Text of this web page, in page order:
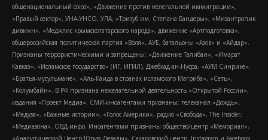
общенациональный союз», «Движение против нелегальной иммиграции»,
«Правый сектор», УНА-УНСО, УПА, «Тризуб им. Степана Бандеры», «Мизантропик
дивижн», «Меджлис крымскотатарского народа», движение «Артподготовка»,
общероссийская политическая партия «Воля», АУЕ, батальоны «Азов» и «Айдар».
Признаны террористическими и запрещены: «Движение Талибан», «Имарат
Кавказ», «Исламское государство» (ИГ, ИГИЛ), Джебхад-ан-Нусра, «АУМ Синрике»,
«Братья-мусульмане», «Аль-Каида в странах исламского Магриба», «Сеть»,
«Колумбайн». В РФ признана нежелательной деятельность «Открытой России»,
издания «Проект Медиа». СМИ-иноагентами признаны: телеканал «Дождь»,
«Медуза», «Важные истории», «Голос Америки», радио «Свобода», The Insider,
«Медиазона», ОВД-инфо. Иноагентами признаны общество/центр «Мемориал»,